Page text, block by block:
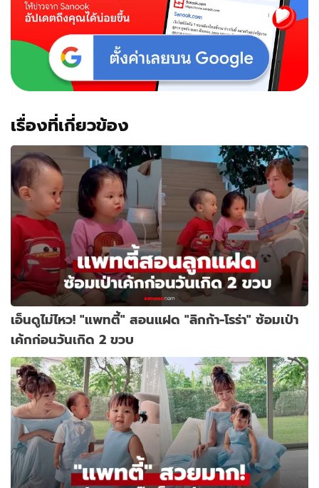
ร่า"
ลูกสาว
รัก
มาก
เรื่องที่เกี่ยวข้อง
เอ็นดูไม่ไหว! "แพทตี้" สอนแฝด "ลิกก้า-โรร่า" ซ้อมเป่า
เค้กก่อนวันเกิด 2 ขวบ